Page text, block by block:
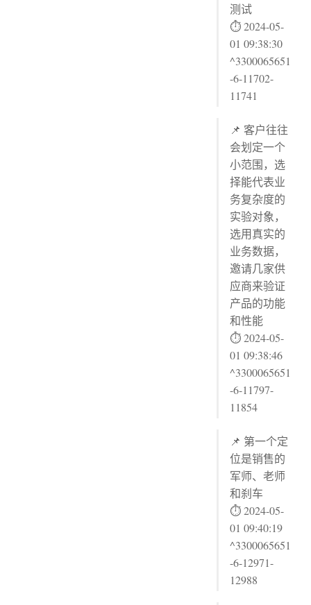
测试
⏱ 2024-05-
01 09:38:30
^3300065651
-6-11702-
11741
📌 客户往往
会划定一个
小范围，选
择能代表业
务复杂度的
实验对象，
选用真实的
业务数据，
邀请几家供
应商来验证
产品的功能
和性能
⏱ 2024-05-
01 09:38:46
^3300065651
-6-11797-
11854
📌 第一个定
位是销售的
军师、老师
和刹车
⏱ 2024-05-
01 09:40:19
^3300065651
-6-12971-
12988